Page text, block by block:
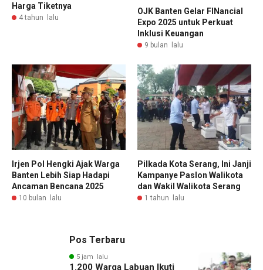
Harga Tiketnya
4 tahun lalu
OJK Banten Gelar FINancial
Expo 2025 untuk Perkuat
Inklusi Keuangan
9 bulan lalu
Irjen Pol Hengki Ajak Warga
Banten Lebih Siap Hadapi
Ancaman Bencana 2025
10 bulan lalu
Pilkada Kota Serang, Ini Janji
Kampanye Paslon Walikota
dan Wakil Walikota Serang
1 tahun lalu
Pos Terbaru
5 jam lalu
1.200 Warga Labuan Ikuti